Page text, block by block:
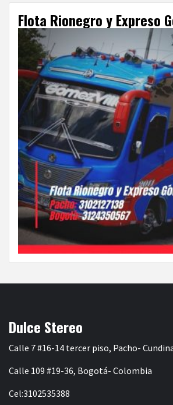
Flota Rionegro y Expreso
Dulce Stereo
Calle 7 #16-14 tercer piso, Pacho-
Calle 109 #19-36, Bogotá- Colombia
Cel:3102535388